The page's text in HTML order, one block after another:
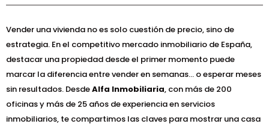
Vender una vivienda no es solo cuestión de precio, sino de
estrategia. En el competitivo mercado inmobiliario de España,
destacar una propiedad desde el primer momento puede
marcar la diferencia entre vender en semanas… o esperar meses
sin resultados. DesdeAlfa Inmobiliaria, con más de 200
oficinas y más de 25 años de experiencia en servicios
inmobiliarios, te compartimos las claves para mostrar una casa